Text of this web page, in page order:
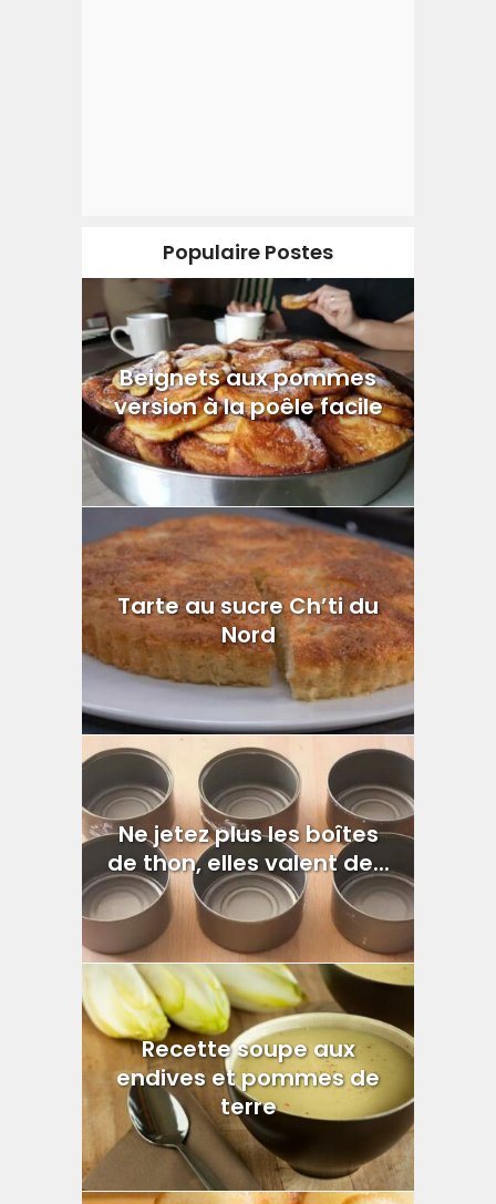
Populaire Postes
Beignets aux pommes
version à la poêle facile
Tarte au sucre Ch’ti du
Nord
Ne jetez plus les boîtes
de thon, elles valent de...
Recette soupe aux
endives et pommes de
terre